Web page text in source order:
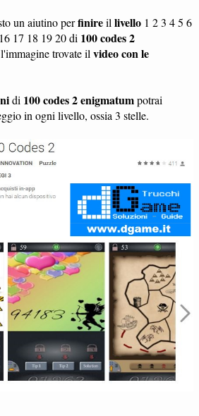
un aiutino perfinireil livello 1 2 3 4 5 6
17 18 19 20 di 100 codes 2
trovate il video con le
di 100 codes 2 enigmatumpotrai
in ogni livello, ossia 3 stelle.